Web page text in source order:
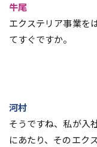
牛尾
エクステリア事業を
てすぐですか。
河村
そうですね、私が入
にあたり、そのエク